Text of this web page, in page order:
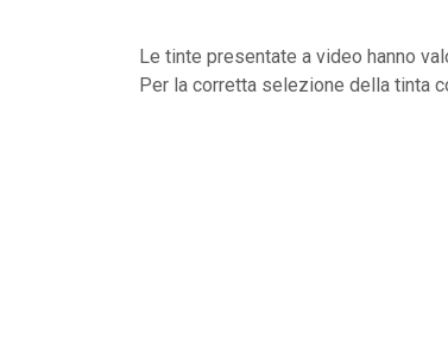
Le tinte presentate a video hanno
Per la corretta selezione della tinta